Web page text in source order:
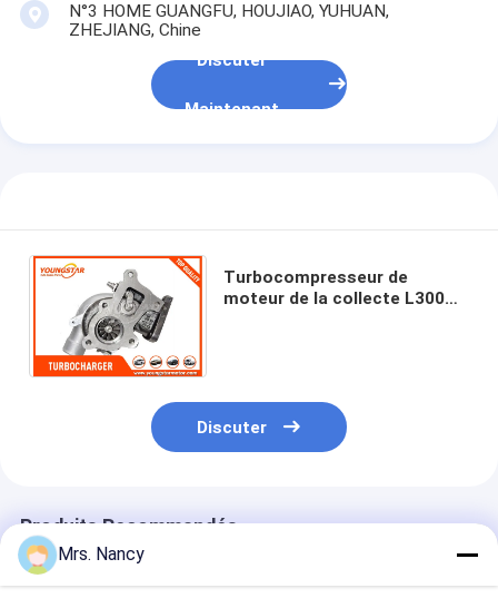
Culasse de moteur
vilebrequin de moteur
Voiture moteur soupapes
Réparations de culasse
POULIE DE VILEBREQUIN
garniture de culasse
Pompe de direction de voiture
Pièces de moteur d'automobile
N°3 HOME GUANGFU, HOUJIAO, YUHUAN,
ZHEJIANG, Chine
Discuter
Maintenant
Turbocompresseur de
moteur de la collecte L300
Discuter
Produits Recommandés
Mrs. Nancy